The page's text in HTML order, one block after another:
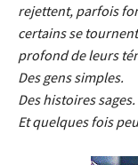
rejettent, parfois
certains se
profond de leurs
Des gens simples.
Des histoires sages.
Et quelques fois